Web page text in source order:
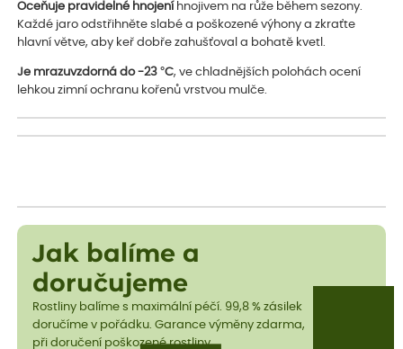
Oceňuje pravidelné hnojení hnojivem na růže během sezony.
Každé jaro odstřihněte slabé a poškozené výhony a zkraťte
hlavní větve, aby keř dobře zahušťoval a bohatě kvetl.
Je mrazuvzdorná do -23 °C, ve chladnějších polohách ocení
lehkou zimní ochranu kořenů vrstvou mulče.
Jak balíme a
doručujeme
Rostliny balíme s maximální péčí. 99,8 % zásilek
doručíme v pořádku. Garance výměny zdarma,
při doručení poškozené rostliny.